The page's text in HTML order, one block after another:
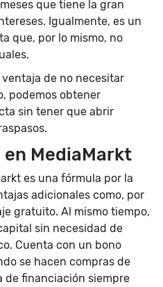
que tiene la gran
Igualmente, es un
que, por lo mismo, no
de no necesitar
podemos obtener
sin tener que abrir
MediaMarkt
es una fórmula por la
adicionales como, por
gratuito. Al mismo tiempo,
sin necesidad de
Cuenta con un bono
se hacen compras de
de financiación siempre